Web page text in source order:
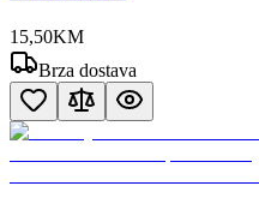
15,50KM
Brza dostava